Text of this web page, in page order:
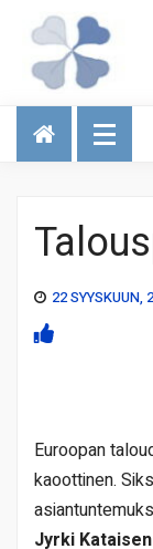
Talous
22 SYYSKUUN,
Euroopan
kaoottinen.
Jyrki Kataisen